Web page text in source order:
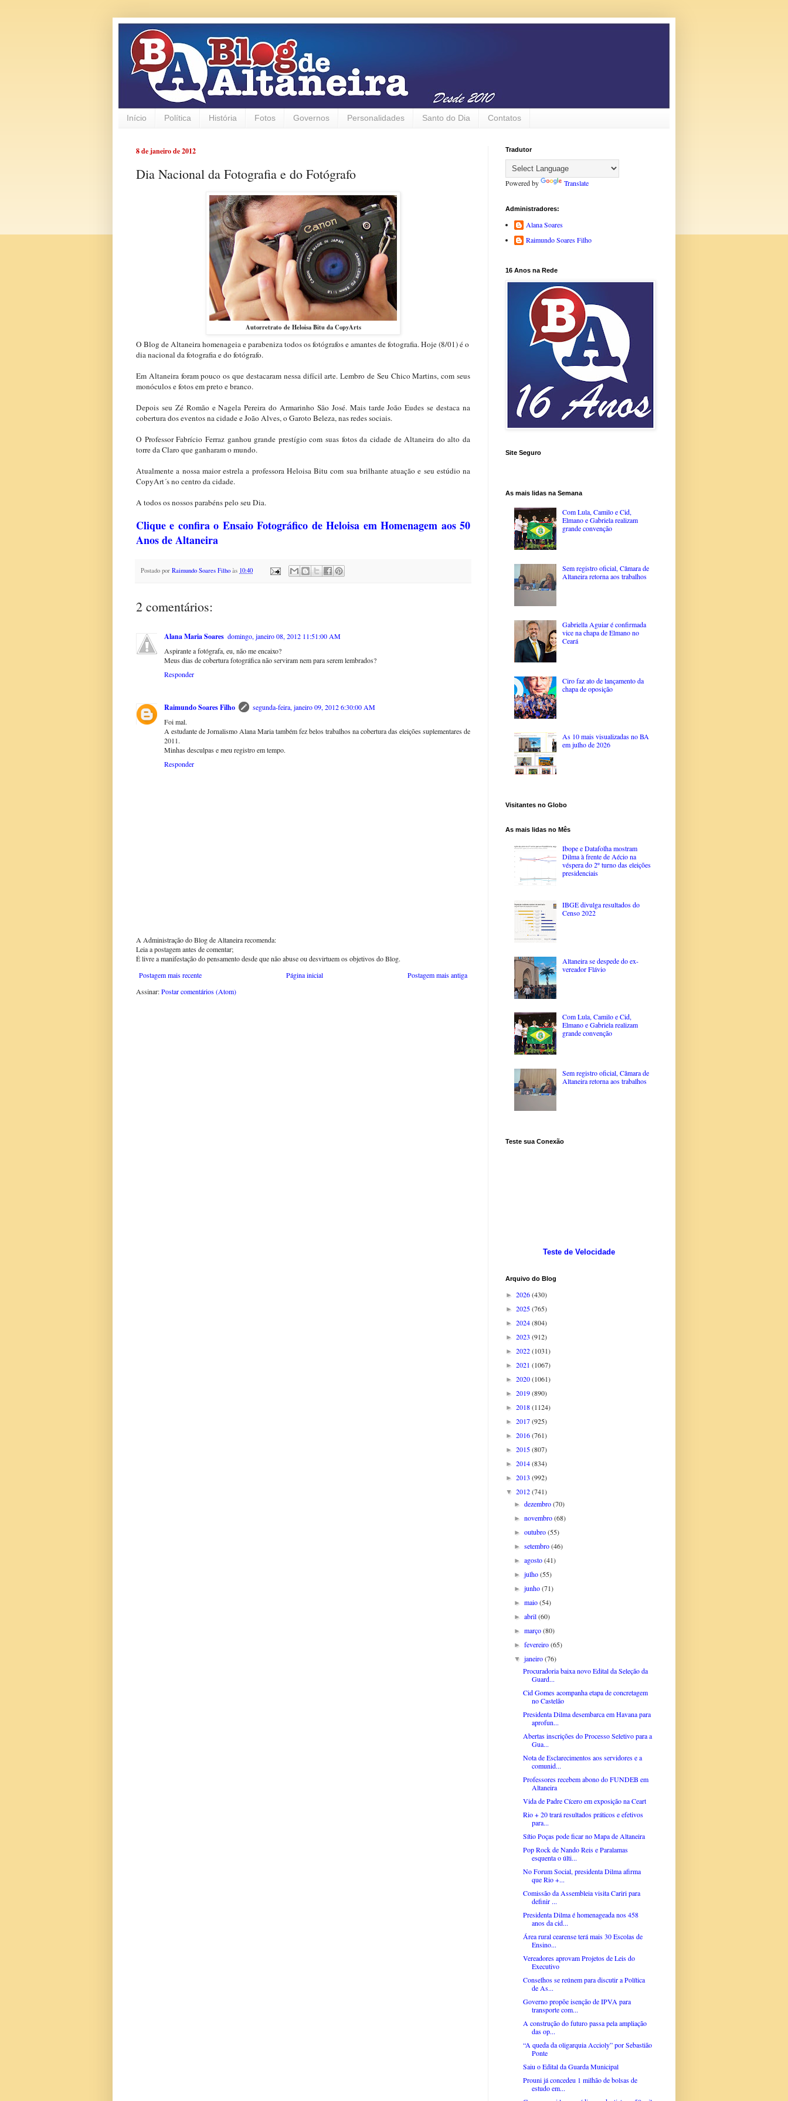
Início Política História Fotos Governos Personalidades Santo do Dia Contatos
8 de janeiro de 2012
Dia Nacional da Fotografia e do Fotógrafo
Autorretrato de Heloisa Bitu da CopyArts
O Blog de Altaneira homenageia e parabeniza todos os fotógrafos e amantes de fotografia. Hoje (8/01) é o
dia nacional da fotografia e do fotógrafo.
Em Altaneira foram pouco os que destacaram nessa difícil arte. Lembro de Seu Chico Martins, com seus
monóculos e fotos em preto e branco.
Depois seu Zé Romão e Nagela Pereira do Armarinho São José. Mais tarde João Eudes se destaca na
cobertura dos eventos na cidade e João Alves, o Garoto Beleza, nas redes sociais.
O Professor Fabrício Ferraz ganhou grande prestígio com suas fotos da cidade de Altaneira do alto da
torre da Claro que ganharam o mundo.
Atualmente a nossa maior estrela a professora Heloisa Bitu com sua brilhante atuação e seu estúdio na
CopyArt´s no centro da cidade.
A todos os nossos parabéns pelo seu Dia.
Clique e confira o Ensaio Fotográfico de Heloisa em Homenagem aos 50
Anos de Altaneira
Postado por Raimundo Soares Filho às 10:40
2 comentários:
Alana Maria Soares domingo, janeiro 08, 2012 11:51:00 AM
Aspirante a fotógrafa, eu, não me encaixo?
Meus dias de cobertura fotográfica não serviram nem para serem lembrados?
Responder
Raimundo Soares Filho
segunda-feira, janeiro 09, 2012 6:30:00 AM
Foi mal.
A estudante de Jornalismo Alana Maria também fez belos trabalhos na cobertura das eleições suplementares de
2011.
Minhas desculpas e meu registro em tempo.
Responder
A Administração do Blog de Altaneira recomenda:
Leia a postagem antes de comentar;
É livre a manifestação do pensamento desde que não abuse ou desvirtuem os objetivos do Blog.
Postagem mais recente
Postagem mais antiga
Página inicial
Assinar:Postar comentários (Atom)
Tradutor
Powered by Translate
Administradores:
Alana Soares
Raimundo Soares Filho
16 Anos na Rede
Site Seguro
As mais lidas na Semana
Com Lula, Camilo e Cid,
Elmano e Gabriela realizam
grande convenção
Sem registro oficial, Câmara de
Altaneira retorna aos trabalhos
Gabriella Aguiar é confirmada
vice na chapa de Elmano no
Ceará
Ciro faz ato de lançamento da
chapa de oposição
As 10 mais visualizadas no BA
em julho de 2026
Visitantes no Globo
As mais lidas no Mês
Ibope e Datafolha mostram
Dilma à frente de Aécio na
véspera do 2º turno das eleições
presidenciais
IBGE divulga resultados do
Censo 2022
Altaneira se despede do ex-
vereador Flávio
Com Lula, Camilo e Cid,
Elmano e Gabriela realizam
grande convenção
Sem registro oficial, Câmara de
Altaneira retorna aos trabalhos
Teste sua Conexão
Teste de Velocidade
Arquivo do Blog
► 2026(430)
► 2025(765)
► 2024(804)
► 2023 (912)
► 2022(1031)
► 2021 (1067)
► 2020(1061)
► 2019(890)
► 2018(1124)
► 2017(925)
► 2016(761)
► 2015(807)
► 2014(834)
► 2013 (992)
▼ 2012(741)
►dezembro(70)
►novembro(68)
►outubro(55)
►setembro(46)
►agosto(41)
►julho(55)
►junho(71)
►maio(54)
►abril(60)
►março(80)
►fevereiro(65)
▼janeiro(76)
Procuradoria baixa novo Edital da Seleção da
Guard...
Cid Gomes acompanha etapa de concretagem
no Castelão
Presidenta Dilma desembarca em Havana para
aprofun...
Abertas inscrições do Processo Seletivo para a
Gua...
Nota de Esclarecimentos aos servidores e a
comunid...
Professores recebem abono do FUNDEB em
Altaneira
Vida de Padre Cícero em exposição na Ceart
Rio + 20 trará resultados práticos e efetivos
para...
Sítio Poças pode ficar no Mapa de Altaneira
Pop Rock de Nando Reis e Paralamas
esquenta o últi...
No Forum Social, presidenta Dilma afirma
que Rio +...
Comissão da Assembleia visita Cariri para
definir ...
Presidenta Dilma é homenageada nos 458
anos da cid...
Área rural cearense terá mais 30 Escolas de
Ensino...
Vereadores aprovam Projetos de Leis do
Executivo
Conselhos se reúnem para discutir a Política
de As...
Governo propõe isenção de IPVA para
transporte com...
A construção do futuro passa pela ampliação
das op...
“A queda da oligarquia Accioly” por Sebastião
Ponte
Saiu o Edital da Guarda Municipal
Prouni já concedeu 1 milhão de bolsas de
estudo em...